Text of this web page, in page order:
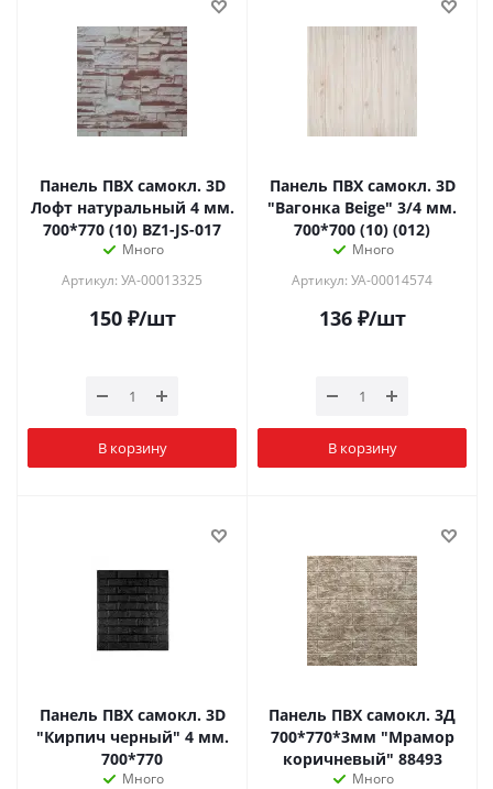
Панель ПВХ самокл. 3D
Лофт натуральный 4 мм.
700*770 (10) BZ1-JS-017
Много
Артикул: УА-00013325
150₽/шт
В корзину
Панель ПВХ самокл. 3D
"Вагонка Beige" 3/4 мм.
700*700 (10) (012)
Много
Артикул: УА-00014574
136₽/шт
В корзину
Панель ПВХ самокл. 3D
"Кирпич черный" 4 мм.
700*770
Много
Панель ПВХ самокл. 3Д
700*770*3мм "Мрамор
коричневый" 88493
Много